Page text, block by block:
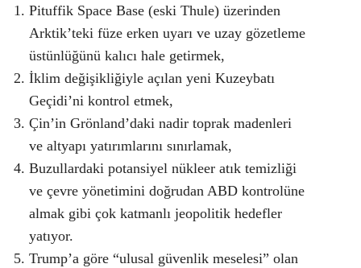
Pituffik Space Base (eski Thule) üzerinden
Arktik’teki füze erken uyarı ve uzay gözetleme
üstünlüğünü kalıcı hale getirmek,
İklim değişikliğiyle açılan yeni Kuzeybatı
Geçidi’ni kontrol etmek,
Çin’in Grönland’daki nadir toprak madenleri
ve altyapı yatırımlarını sınırlamak,
Buzullardaki potansiyel nükleer atık temizliği
ve çevre yönetimini doğrudan ABD kontrolüne
almak gibi çok katmanlı jeopolitik hedefler
yatıyor.
Trump’a göre “ulusal güvenlik meselesi” olan